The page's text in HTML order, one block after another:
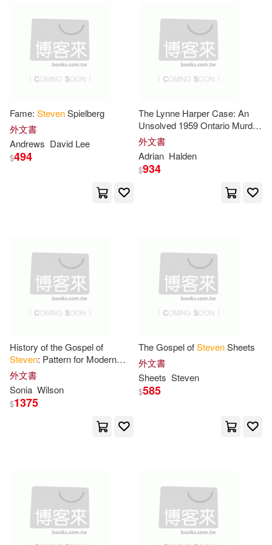
Pamela(54) Ph.D. (EDT)(54)
Jacobs(53)
Wood(53)
Melissa(52)
Steven S./ Zumdahl(52)
Dadey(51) Dustin(51)
Lewis(51) Petruccio(51)
Schneider(51)
Steven Paul(51)
Waldman(51)
Research & Education Assn(20)
Rutgers Univ Pr(20)
The Childs World Inc(20)
Ballantine Books(19)
Houghton Mifflin(19)
Perseus Books Group(19)
Pgw(19)
Trafalgar Square Books(19)
Woodward/White(19)
Fame: StevenSpielberg
外文書
Andrews David Lee
$494
The Lynne Harper Case: An
Unsolved 1959 Ontario Murder
and the
Wrongful Conviction in
Canadian True
外文書
Adrian Halden
$934
History of the Gospel of
Steven: Pattern for Modern
Workers Facing Opposition
Grace Abounding Even During
Final Moments
外文書
Sonia Wilson
$1375
The Gospel ofStevenSheets
外文書
Sheets Steven
$585